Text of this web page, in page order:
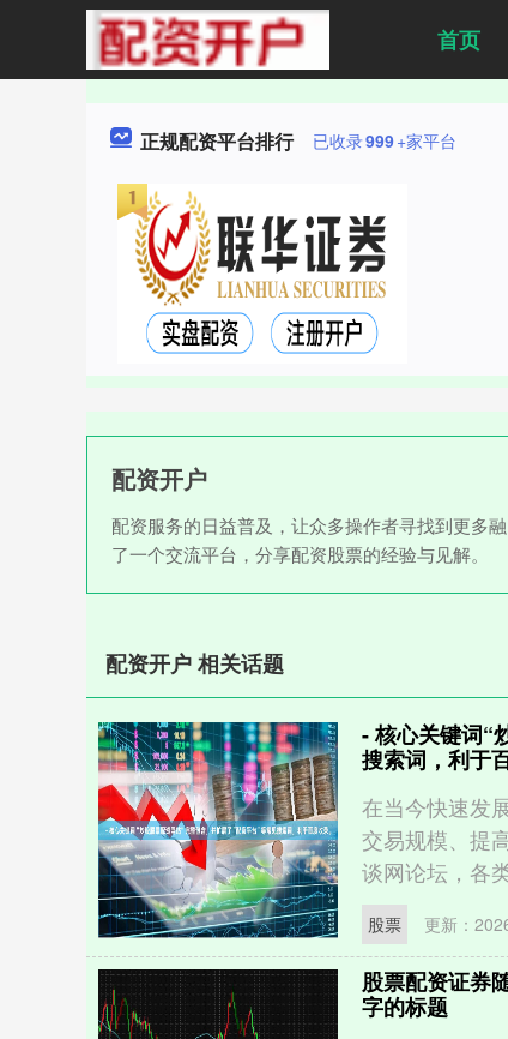
首页
正规配资平台排行 已收录999+家平台
配资开户
配资服务的日益普及，让众多操作者寻找到更多
了一个交流平台，分享配资股票的经验与见解。
配资开户 相关话题
- 核心关键词“
搜索词，利于
在当今快速发
交易规模、提
谈网论坛，各
股票 更新：
股票配资证券
字的标题